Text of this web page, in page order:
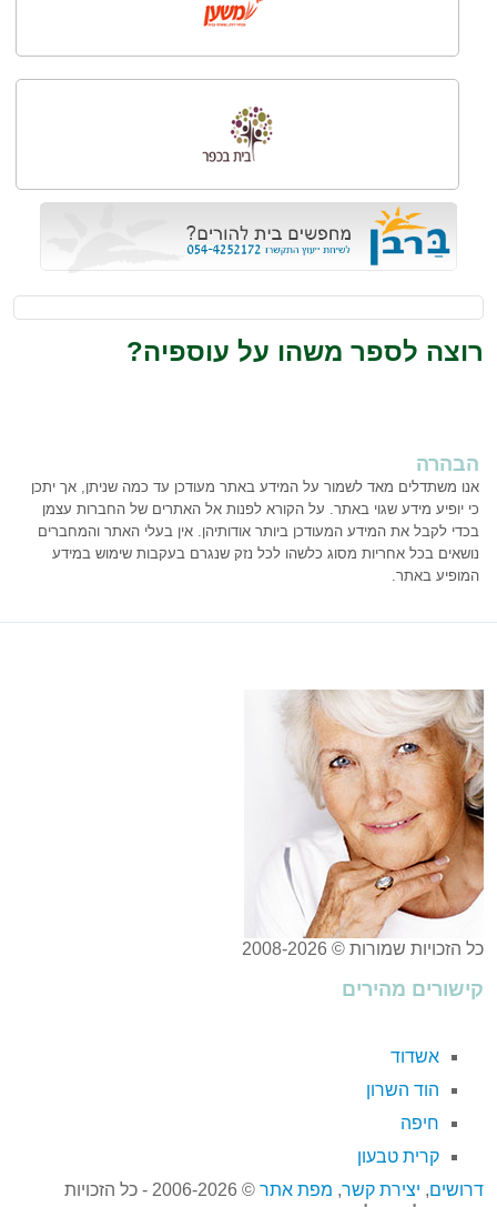
רוצה לספר משהו על עוספיה?
הבהרה
אנו משתדלים מאד לשמור על המידע באתר מעודכן עד כמה שניתן, אך יתכן
כי יופיע מידע שגוי באתר. על הקורא לפנות אל האתרים של החברות עצמן
בכדי לקבל את המידע המעודכן ביותר אודותיהן. אין בעלי האתר והמחברים
נושאים בכל אחריות מסוג כלשהו לכל נזק שנגרם בעקבות שימוש במידע
המופיע באתר.
כל הזכויות שמורות © 2008-2026
קישורים מהירים
אשדוד
הוד השרון
חיפה
קרית טבעון
דרושים, יצירת קשר, מפת אתר
© 2006-2026 - כל הזכויות